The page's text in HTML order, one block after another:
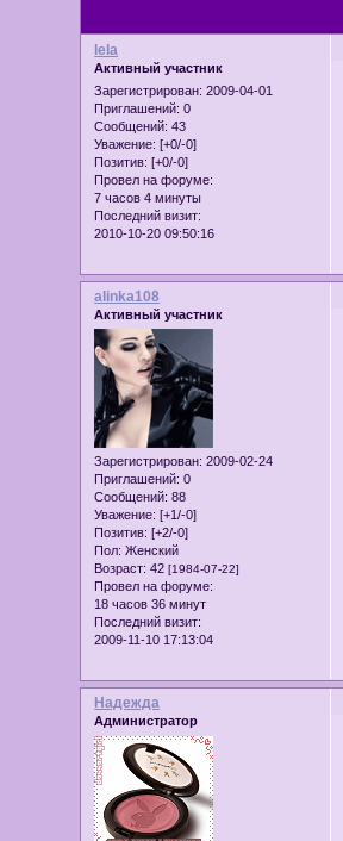
lela
Активный участник
Зарегистрирован: 2009-04-01
Приглашений: 0
Сообщений: 43
Уважение: [+0/-0]
Позитив: [+0/-0]
Провел на форуме:
7 часов 4 минуты
Последний визит:
2010-10-20 09:50:16
alinka108
Активный участник
Зарегистрирован: 2009-02-24
Приглашений: 0
Сообщений: 88
Уважение: [+1/-0]
Позитив: [+2/-0]
Пол: Женский
Возраст: 42[1984-07-22]
Провел на форуме:
18 часов 36 минут
Последний визит:
2009-11-10 17:13:04
Надежда
Администратор